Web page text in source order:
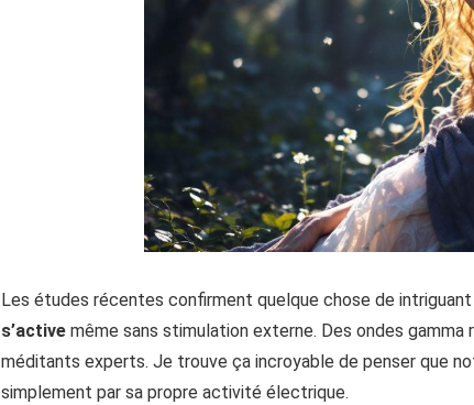
Les études récentes confirment quelque chose de
s’active même sans stimulation externe. Des ondes
méditants experts. Je trouve ça incroyable de penser que
simplement par sa propre activité électrique.